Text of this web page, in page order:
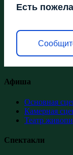
Есть
Афиша
Основная
Камерная
Театр
Спектакли